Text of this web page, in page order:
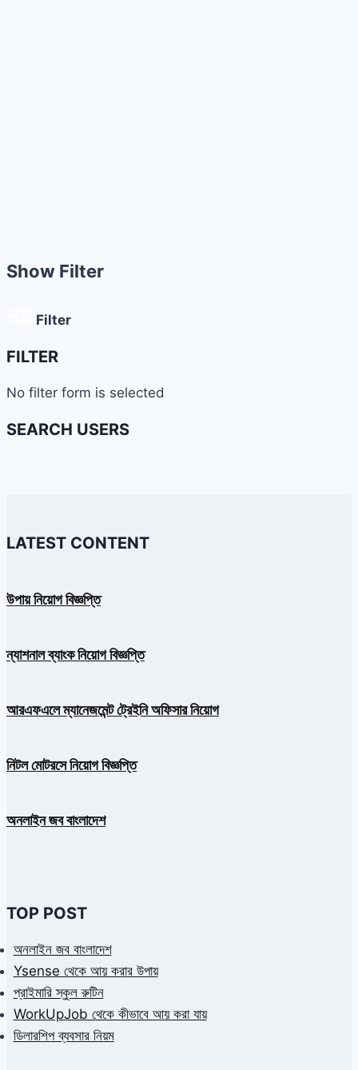
Show Filter
Filter
FILTER
No filter form is selected
SEARCH USERS
LATEST CONTENT
উপায় নিয়োগ বিজ্ঞপ্তি
ন্যাশনাল ব্যাংক নিয়োগ বিজ্ঞপ্তি
আরএফএলে ম্যানেজমেন্ট ট্রেইনি অফিসার নিয়োগ
নিটল মোটরসে নিয়োগ বিজ্ঞপ্তি
অনলাইন জব বাংলাদেশ
TOP POST
অনলাইন জব বাংলাদেশ
Ysense থেকে আয় করার উপায়
প্রাইমারি স্কুল রুটিন
WorkUpJob থেকে কীভাবে আয় করা যায়
ডিলারশিপ ব্যবসার নিয়ম